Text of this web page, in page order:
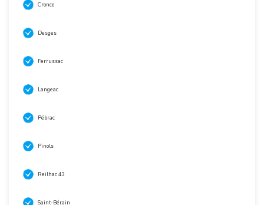
Cronce
Desges
Ferrussac
Langeac
Pébrac
Pinols
Reilhac 43
Saint-Bérain